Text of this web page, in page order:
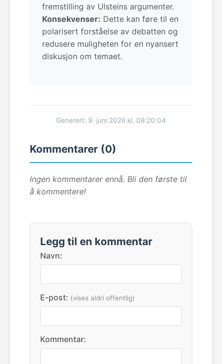
fremstilling av Ulsteins argumenter.
Konsekvenser: Dette kan føre til en
polarisert forståelse av debatten og
redusere muligheten for en nyansert
diskusjon om temaet.
Generert: 9. juni 2026 kl. 08:20:04
Kommentarer (0)
Ingen kommentarer ennå. Bli den første til
å kommentere!
Legg til en kommentar
Navn:
E-post: (vises aldri offentlig)
Kommentar: